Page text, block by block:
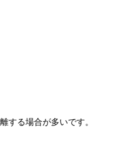
する場合が多いです。